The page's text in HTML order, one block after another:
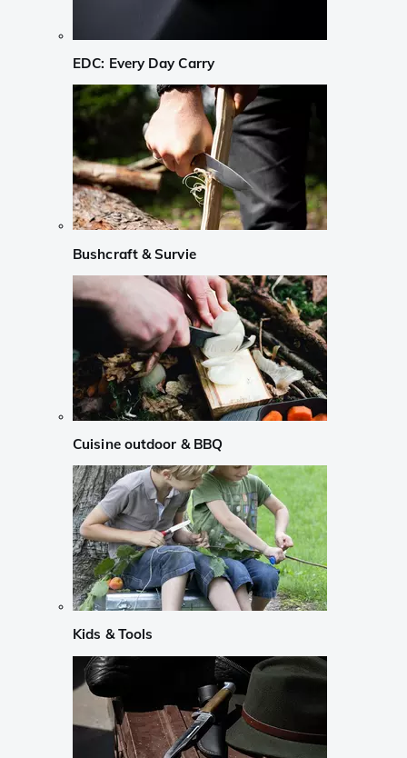
EDC: Every Day Carry
Bushcraft & Survie
Cuisine outdoor & BBQ
Kids & Tools